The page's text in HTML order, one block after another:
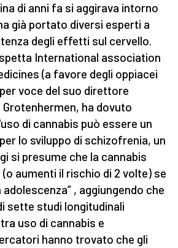
di anni fa si aggirava intorno
già portato diversi esperti a
degli effetti sul cervello.
International association
(a favore degli oppiacei
voce del suo direttore
ha dovuto
di cannabis può essere un
lo sviluppo di schizofrenia, un
si presume che la cannabis
aumenti il rischio di 2 volte) se
, aggiungendo che
sette studi longitudinali
uso di cannabis e
hanno trovato che gli